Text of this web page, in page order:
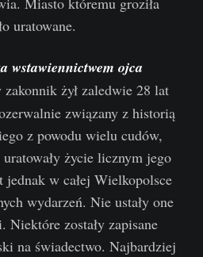
uratowane.
wstawiennictwem ojca
zakonnik żył zaledwie 28 lat
związany z historią
z powodu wielu cudów,
życie licznym jego
jednak w całej Wielkopolsce
wydarzeń. Nie ustały one
zostały zapisane
na świadectwo. Najbardziej